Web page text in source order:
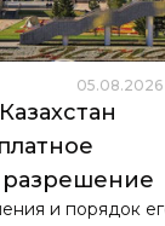
и порядок его
раскрываются —
находится на